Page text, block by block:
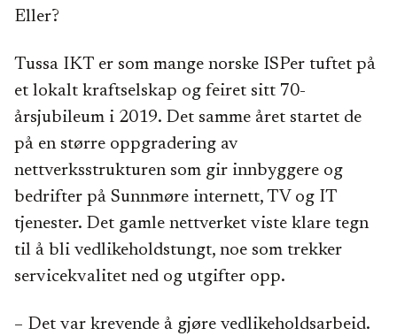
Eller?
Tussa IKT er som mange norske ISPer tuftet på
et lokalt kraftselskap og feiret sitt 70-
årsjubileum i 2019. Det samme året startet de
på en større oppgradering av
nettverksstrukturen som gir innbyggere og
bedrifter på Sunnmøre internett, TV og IT
tjenester. Det gamle nettverket viste klare tegn
til å bli vedlikeholdstungt, noe som trekker
servicekvalitet ned og utgifter opp.
– Det var krevende å gjøre vedlikeholdsarbeid.